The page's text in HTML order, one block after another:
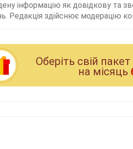
інформацію як довідкову та
Редакція здійснює модерацію
Оберiть свiй
на мiсяць